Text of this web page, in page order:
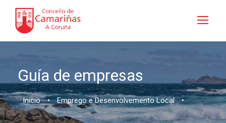
Guía de empresas
Inicio • Emprego e Desenvolvemento Local •